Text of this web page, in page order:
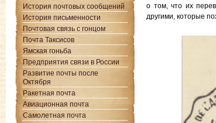
о том, что их
другими, которые
История почтовых сообщений
История письменности
Почтовая связь с гонцом
Почта Таксисов
Ямская гоньба
Предприятия связи в России
Развитие почты после
Октября
Ракетная почта
Авиационная почта
Самолетная почта